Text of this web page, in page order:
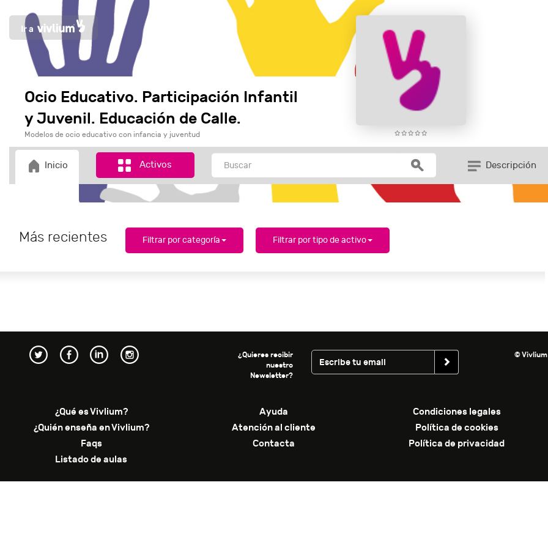
Ocio Educativo. Participación Infantil
y Juvenil. Educación de Calle.
Modelos de ocio educativo con infancia y juventud
Inicio Activos Descripción
Más recientes Filtrar por categoría Filtrar por tipo de activo
¿Quieres recibir
nuestro
Newsletter?
© Vivlium
¿Qué es Vivlium? Ayuda
Condiciones legales
¿Quién enseña en Vivlium?
Atención al cliente
Política de cookies
Faqs
Contacta
Política de privacidad
Listado de aulas